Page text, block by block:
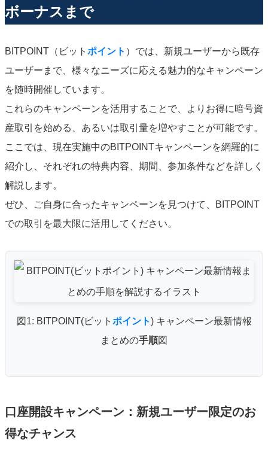
ボーナスまで
BITPOINT（ビット ポイント ）では、新規ユーザーから既存
ユーザーまで、様々なニーズに応える魅力的なキャンペーン
を随時開催しています。
これらのキャンペーンを活用することで、よりお得に暗号資
産取引を始める、あるいは取引量を増やすことが可能です。
ここでは、現在実施中のBITPOINTキャンペーンを網羅的に
紹介し、それぞれの特典内容、期間、参加条件などを詳しく
解説します。
ぜひ、ご自身に合ったキャンペーンを見つけて、BITPOINT
での取引を最大限に活用してください。
図1: BITPOINT(ビット ポイント) キャンペーン最新情報
まとめの手順図
口座開設キャンペーン：新規ユーザー限定のお
得なチャンス